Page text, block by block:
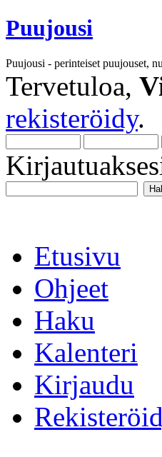
Puujousi
Puujousi - perinteiset puujouset,
Tervetuloa,
rekisteröidy.
Etusivu
Ohjeet
Haku
Kalenteri
Kirjaudu